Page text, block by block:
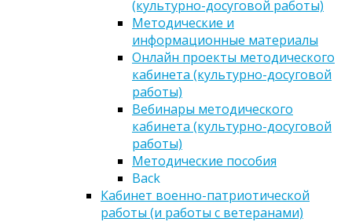
(культурно-досуговой работы)
Методические и
информационные материалы
Онлайн проекты методического
кабинета (культурно-досуговой
работы)
Вебинары методического
кабинета (культурно-досуговой
работы)
Методические пособия
Back
Кабинет военно-патриотической
работы (и работы с ветеранами)